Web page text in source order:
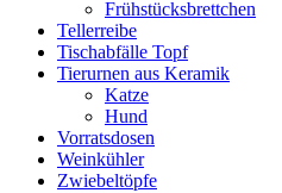
Frühstücksbrettchen
Tellerreibe
Tischabfälle Topf
Tierurnen aus Keramik
Katze
Hund
Vorratsdosen
Weinkühler
Zwiebeltöpfe